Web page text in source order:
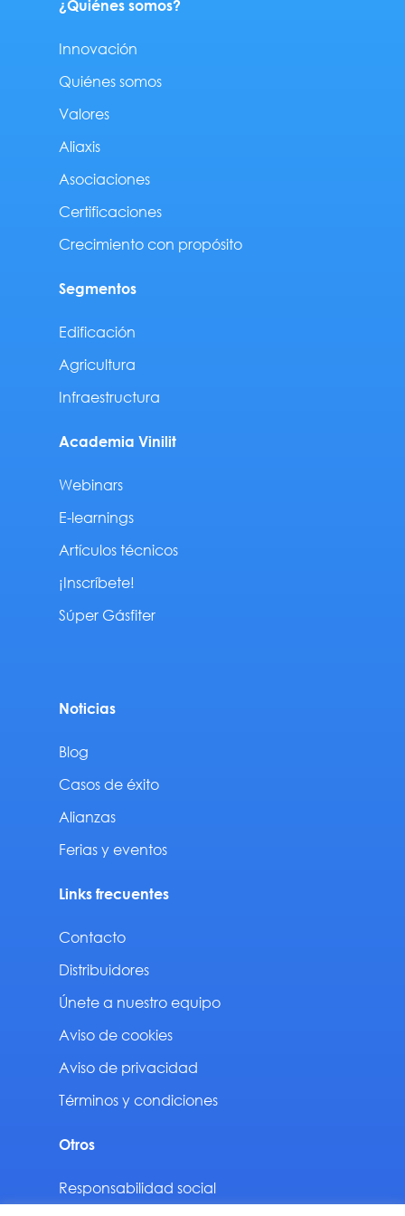
¿Quiénes somos?
Innovación
Quiénes somos
Valores
Aliaxis
Asociaciones
Certificaciones
Crecimiento con propósito
Segmentos
Edificación
Agricultura
Infraestructura
Academia Vinilit
Webinars
E-learnings
Artículos técnicos
¡Inscríbete!
Súper Gásfiter
Noticias
Blog
Casos de éxito
Alianzas
Ferias y eventos
Links frecuentes
Contacto
Distribuidores
Únete a nuestro equipo
Aviso de cookies
Aviso de privacidad
Términos y condiciones
Otros
Responsabilidad social